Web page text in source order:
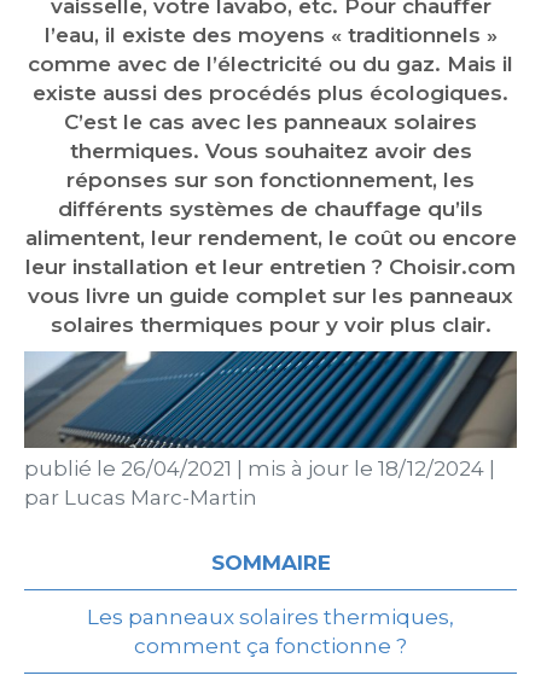
vaisselle, votre lavabo, etc. Pour chauffer
l’eau, il existe des moyens « traditionnels »
comme avec de l’électricité ou du gaz. Mais il
existe aussi des procédés plus écologiques.
C’est le cas avec les panneaux solaires
thermiques. Vous souhaitez avoir des
réponses sur son fonctionnement, les
différents systèmes de chauffage qu’ils
alimentent, leur rendement, le coût ou encore
leur installation et leur entretien ? Choisir.com
vous livre un guide complet sur les panneaux
solaires thermiques pour y voir plus clair.
publié le 26/04/2021 mis à jour le 18/12/2024
par Lucas Marc-Martin
SOMMAIRE
Les panneaux solaires thermiques,
comment ça fonctionne ?